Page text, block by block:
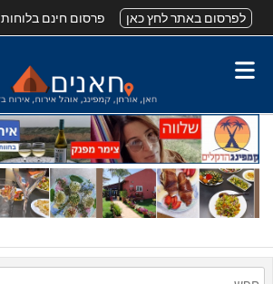
לפרסום באתר לחץ כאן פרסום חינם בלוחות